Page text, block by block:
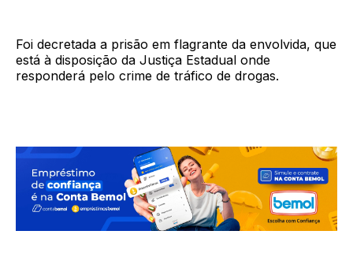
Foi decretada a prisão em flagrante da envolvida, que
está à disposição da Justiça Estadual onde
responderá pelo crime de tráfico de drogas.